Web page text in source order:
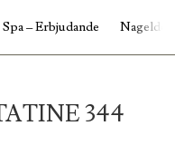
Spa – Erbjudande
344